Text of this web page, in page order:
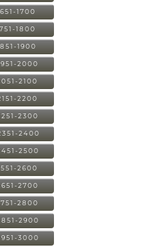
1700
1800
1900
2000
2100
2200
2300
2400
2500
2600
2700
2800
2900
3000